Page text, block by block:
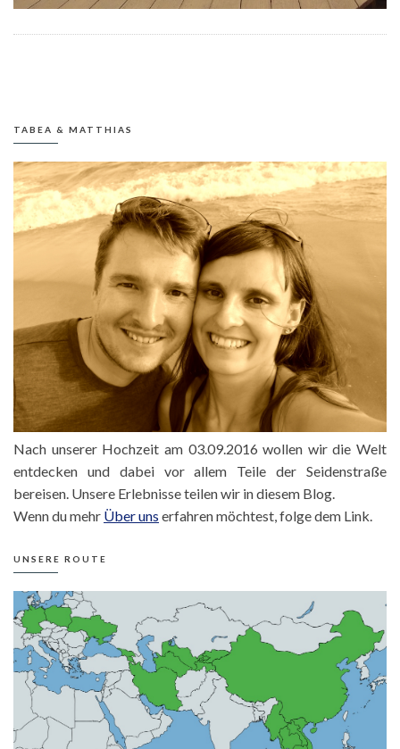
TABEA & MATTHIAS
Nach unserer Hochzeit am 03.09.2016 wollen wir die Welt
entdecken und dabei vor allem Teile der Seidenstraße
bereisen. Unsere Erlebnisse teilen wir in diesem Blog.
Wenn du mehr Über uns erfahren möchtest, folge dem Link.
UNSERE ROUTE